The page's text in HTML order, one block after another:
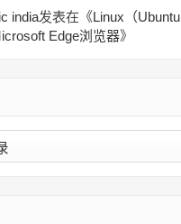
india发表在《Linux（Ubuntu
Edge浏览器》